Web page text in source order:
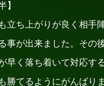
】
立ち上がりが良く相手
事が出来ました。その
早く落ち着いて対応す
勝てるようにがんばり